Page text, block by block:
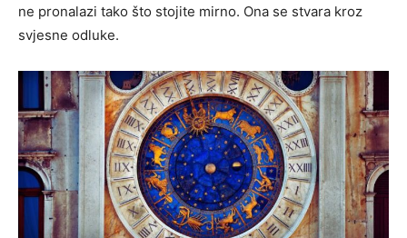
ne pronalazi tako što stojite mirno. Ona se stvara kroz
svjesne odluke.